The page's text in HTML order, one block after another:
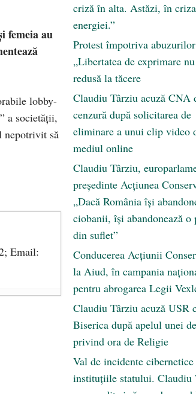
femeia au
lobby-
a societății,
nepotrivit să
Email:
criză în alta. Astăzi, în criza
energiei.”
Protest împotriva
„Libertatea de exprimare
redusă la tăcere
Claudiu Târziu acuză CNA
cenzură după solicitarea de
eliminare a unui clip video
mediul online
Claudiu Târziu,
președinte Acțiunea
„Dacă România își
ciobanii, își abandonează o
din suflet”
Conducerea Acțiunii
la Aiud, în campania
pentru abrogarea Legii
Claudiu Târziu acuză USR
Biserica după apelul unei
privind ora de Religie
Val de incidente
instituțiile statului. Claudiu